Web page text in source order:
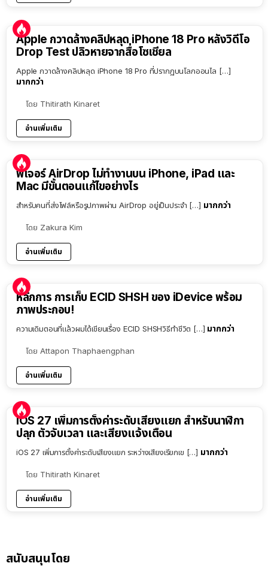
Apple กวาดล้างคลิปหลุด iPhone 18 Pro หลังวิดีโอ
Drop Test ปลิวหายจากสื่อโซเชียล
Apple กวาดล้างคลิปหลุด iPhone 18 Pro ที่ปรากฏบนโลกออนไล […]
มากกว่า
โดย Thitirath Kinaret
อ่านเพิ่มเติม
ฟีเจอร์ AirDrop ไม่ทำงานบน iPhone, iPad และ
Mac มีขั้นตอนแก้ไขอย่างไร
สำหรับคนที่ส่งไฟล์หรือรูปภาพผ่าน AirDrop อยู่เป็นประจำ […] มากกว่า
โดย Zakura Kim
อ่านเพิ่มเติม
หลักการ การเก็บ ECID SHSH ของ iDevice พร้อม
ภาพประกอบ!
ความเดิมตอนที่แล้วผมได้เขียนเรื่อง ECID SHSHวิธีทำชีวิต […] มากกว่า
โดย Attapon Thaphaengphan
อ่านเพิ่มเติม
iOS 27 เพิ่มการตั้งค่าระดับเสียงแยก สำหรับนาฬิกา
ปลุก ตัวจับเวลา และเสียงแจ้งเตือน
iOS 27 เพิ่มการตั้งค่าระดับเสียงแยก ระหว่างเสียงเรียกเข […] มากกว่า
โดย Thitirath Kinaret
อ่านเพิ่มเติม
สนับสนุนโดย